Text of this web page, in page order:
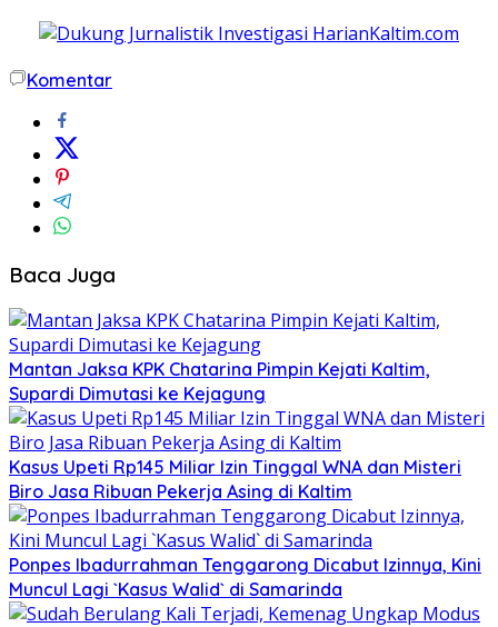
Komentar
Baca Juga
Mantan Jaksa KPK Chatarina Pimpin Kejati Kaltim,
Supardi Dimutasi ke Kejagung
Kasus Upeti Rp145 Miliar Izin Tinggal WNA dan Misteri
Biro Jasa Ribuan Pekerja Asing di Kaltim
Ponpes Ibadurrahman Tenggarong Dicabut Izinnya, Kini
Muncul Lagi `Kasus Walid` di Samarinda